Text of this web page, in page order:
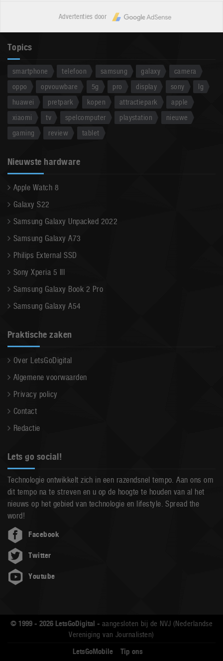
Advertenties door
Topics
smartphone telefoon samsung galaxy
camera
oppo
opvouwbare 5g pro display sony
lg
huawei
pretpark kopen attractiepark
apple
xiaomi
tv spelcomputer playstation
nieuwe
gaming
review tablet
Nieuwste hardware
Apple Watch 8
Galaxy S22
Samsung Galaxy Unpacked 2022
Samsung Galaxy A73
Philips External SSD
Sony Xperia 5 III
Samsung Galaxy Book 2 Pro
Samsung Galaxy A54
Praktische zaken
Over LetsGoDigital
Algemene voorwaarden
Privacy policy
Contact
Redactie
Lets go social!
Technologie ontwikkelt zich in een razendsnel tempo. Aan ons om
dit tempo na te streven en u op de hoogte te houden van al het
nieuws op het gebied van technologie en lifestyle. Spread the
word!
Facebook
Twitter
Youtube
© 1999 - 2026 LetsGoDigital - aangesloten bij de NVJ (Nederlandse
Vereniging van Journalisten)
LetsGoMobile Tip ons